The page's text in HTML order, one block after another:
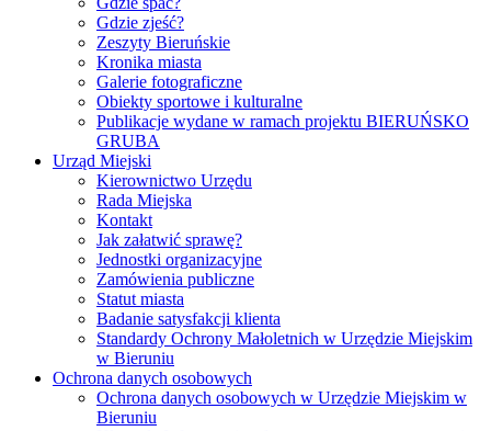
Gdzie zjeść?
Zeszyty Bieruńskie
Kronika miasta
Galerie fotograficzne
Obiekty sportowe i kulturalne
Publikacje wydane w ramach projektu BIERUŃSKO
GRUBA
Urząd Miejski
Kierownictwo Urzędu
Rada Miejska
Kontakt
Jak załatwić sprawę?
Jednostki organizacyjne
Zamówienia publiczne
Statut miasta
Badanie satysfakcji klienta
Standardy Ochrony Małoletnich w Urzędzie Miejskim
w Bieruniu
Ochrona danych osobowych
Ochrona danych osobowych w Urzędzie Miejskim w
Bieruniu